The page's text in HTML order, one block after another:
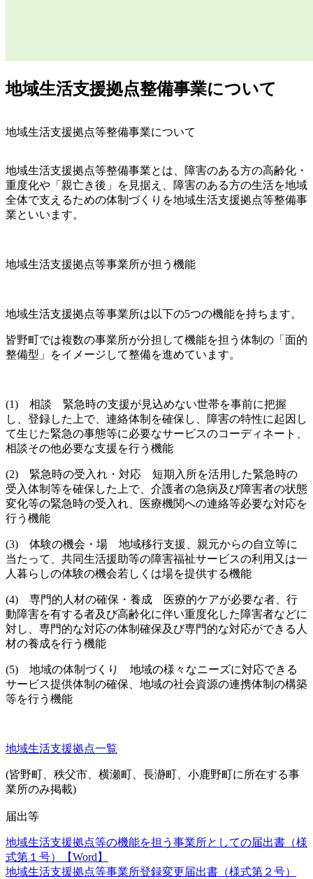
地域生活支援拠点整備事業について
地域生活支援拠点等整備事業について
地域生活支援拠点等整備事業とは、障害のある方の高齢化・
重度化や「親亡き後」を見据え、障害のある方の生活を地域
全体で支えるための体制づくりを地域生活支援拠点等整備事
業といいます。
地域生活支援拠点等事業所が担う機能
地域生活支援拠点等事業所は以下の5つの機能を持ちます。
皆野町では複数の事業所が分担して機能を担う体制の「面的
整備型」をイメージして整備を進めています。
(1) 相談 緊急時の支援が見込めない世帯を事前に把握
し、登録した上で、連絡体制を確保し、障害の特性に起因し
て生じた緊急の事態等に必要なサービスのコーディネート、
相談その他必要な支援を行う機能
(2) 緊急時の受入れ・対応 短期入所を活用した緊急時の
受入体制等を確保した上で、介護者の急病及び障害者の状態
変化等の緊急時の受入れ、医療機関への連絡等必要な対応を
行う機能
(3) 体験の機会・場 地域移行支援、親元からの自立等に
当たって、共同生活援助等の障害福祉サービスの利用又は一
人暮らしの体験の機会若しくは場を提供する機能
(4) 専門的人材の確保・養成 医療的ケアが必要な者、行
動障害を有する者及び高齢化に伴い重度化した障害者などに
対し、専門的な対応の体制確保及び専門的な対応ができる人
材の養成を行う機能
(5) 地域の体制づくり 地域の様々なニーズに対応できる
サービス提供体制の確保、地域の社会資源の連携体制の構築
等を行う機能
地域生活支援拠点一覧
(皆野町、秩父市、横瀬町、長瀞町、小鹿野町に所在する事
業所のみ掲載)
届出等
地域生活支援拠点等の機能を担う事業所としての届出書（様
式第１号）【Word】
地域生活支援拠点等事業所登録変更届出書（様式第２号）